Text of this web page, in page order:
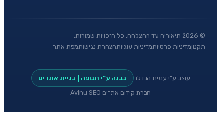
©
2026 תיאוריה עד ההצלחה. כל הזכויות שמורות.
תקנוןמדיניות פרטיותמדיניות עוגיותהצהרת נגישותמפת אתר
עוצב ע"י עמית הנדלר נבנה ע"י תנופה | בניית אתרים
חברת קידום אתרים Avinu SEO